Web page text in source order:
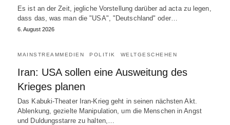
Es ist an der Zeit, jegliche Vorstellung darüber ad acta zu legen,
dass das, was man die "USA", "Deutschland" oder…
6. August 2026
MAINSTREAMMEDIEN POLITIK WELTGESCHEHEN
Iran: USA sollen eine Ausweitung des
Krieges planen
Das Kabuki-Theater Iran-Krieg geht in seinen nächsten Akt.
Ablenkung, gezielte Manipulation, um die Menschen in Angst
und Duldungsstarre zu halten,…